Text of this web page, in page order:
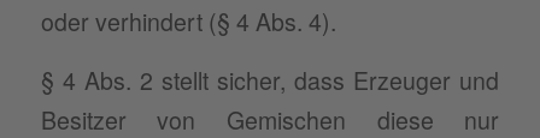
oder verhindert (§ 4 Abs. 4).
§ 4 Abs. 2 stellt sicher, dass Erzeuger und
Besitzer von Gemischen diese nur